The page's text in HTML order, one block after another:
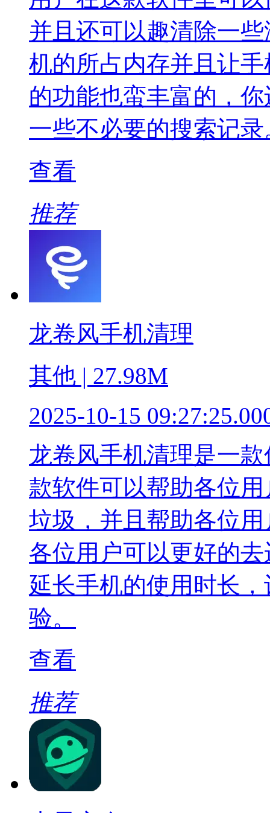
并且还可以趣清除一
机的所占内存并且让
的功能也蛮丰富的，
一些不必要的搜索记录
查看
推荐
龙卷风手机清理
其他 | 27.98M
2025-10-15
龙卷风手机清理是一
款软件可以帮助各位
垃圾，并且帮助各位
各位用户可以更好的
延长手机的使用时长
验。
查看
推荐